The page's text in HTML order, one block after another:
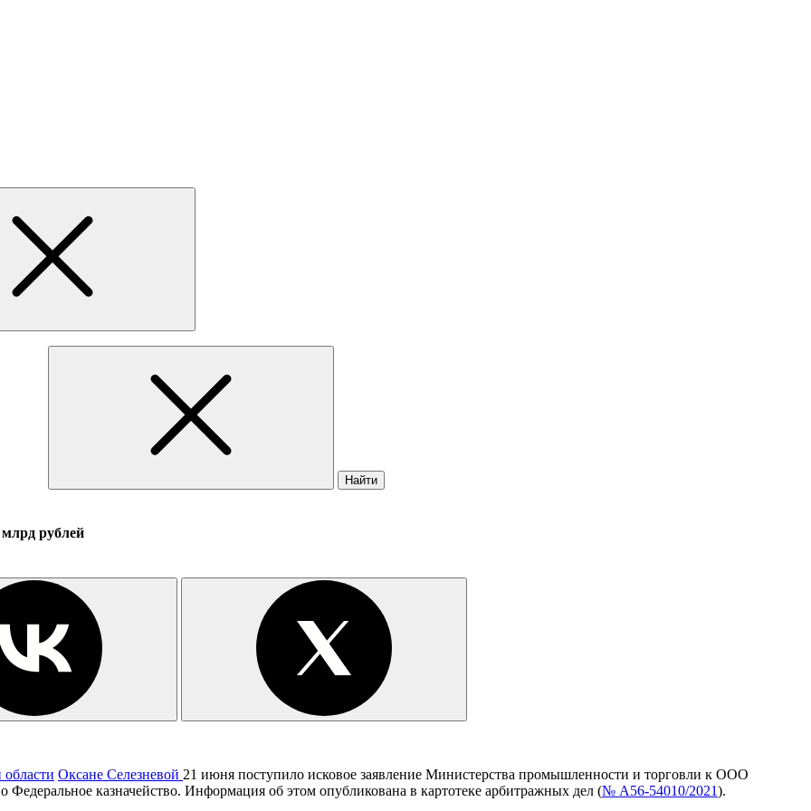
Найти
млрд рублей
Оксане Селезневой 21 июня поступило исковое заявление Министерства промышленности и торговли к ООО
Федеральное казначейство. Информация об этом опубликована в картотеке арбитражных дел (№ А56-54010/2021).